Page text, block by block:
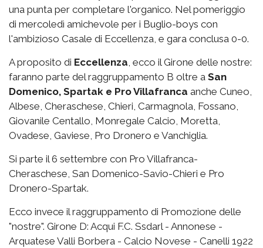
una punta per completare l'organico. Nel pomeriggio
di mercoledì amichevole per i Buglio-boys con
l'ambizioso Casale di Eccellenza, e gara conclusa 0-0.
A proposito di Eccellenza, ecco il Girone delle nostre:
faranno parte del raggruppamento B oltre a San
Domenico, Spartak e Pro Villafranca anche Cuneo,
Albese, Cheraschese, Chieri, Carmagnola, Fossano,
Giovanile Centallo, Monregale Calcio, Moretta,
Ovadese, Gaviese, Pro Dronero e Vanchiglia.
Si parte il 6 settembre con Pro Villafranca-
Cheraschese, San Domenico-Savio-Chieri e Pro
Dronero-Spartak.
Ecco invece il raggruppamento di Promozione delle
"nostre". Girone D: Acqui F.C. Ssdarl - Annonese -
Arquatese Valli Borbera - Calcio Novese - Canelli 1922